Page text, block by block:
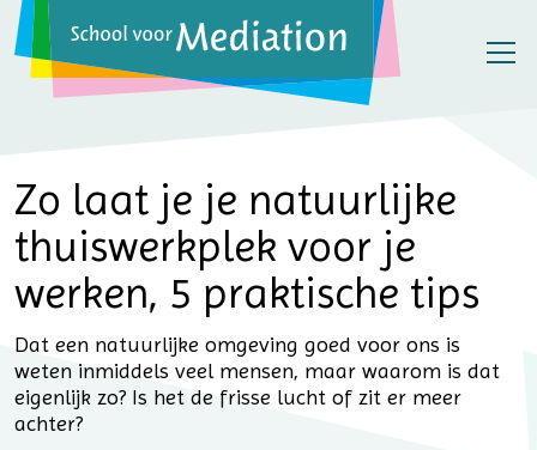
Zo laat je je natuurlijke
thuiswerkplek voor je
werken, 5 praktische tips
Dat een natuurlijke omgeving goed voor ons is
weten inmiddels veel mensen, maar waarom is dat
eigenlijk zo? Is het de frisse lucht of zit er meer
achter?